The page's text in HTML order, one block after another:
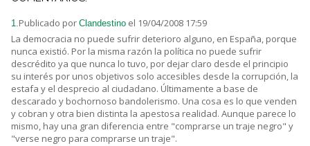
1.Publicado por Clandestino el 19/04/2008 17:59
La democracia no puede sufrir deterioro alguno, en España, porque
nunca existió. Por la misma razón la política no puede sufrir
descrédito ya que nunca lo tuvo, por dejar claro desde el principio
su interés por unos objetivos solo accesibles desde la corrupción, la
estafa y el desprecio al ciudadano. Últimamente a base de
descarado y bochornoso bandolerismo. Una cosa es lo que venden
y cobran y otra bien distinta la apestosa realidad. Aunque parece lo
mismo, hay una gran diferencia entre "comprarse un traje negro" y
"verse negro para comprarse un traje".